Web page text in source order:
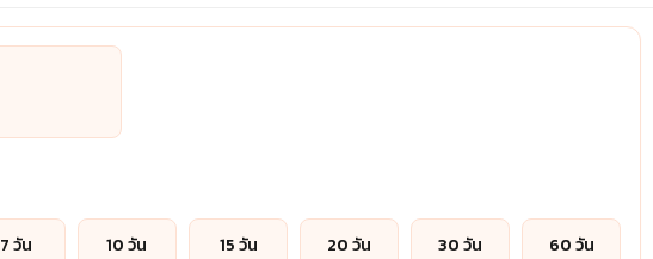
7 วัน 10 วัน 15 วัน 20 วัน 30 วัน 60 วัน